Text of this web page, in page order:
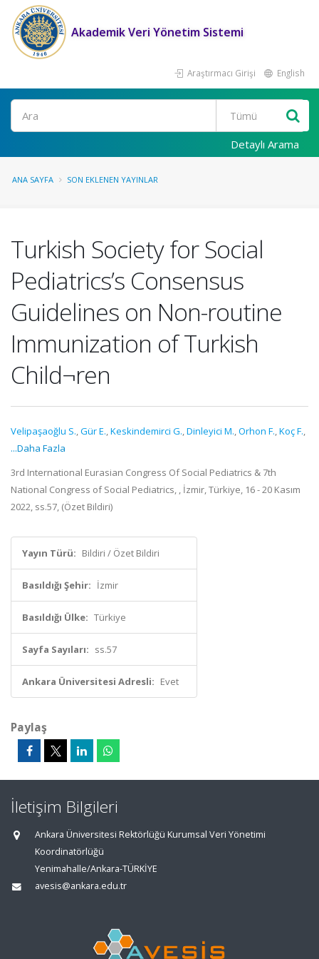
Akademik Veri Yönetim Sistemi
Araştırmacı Girişi English
Ara
Detaylı Arama
ANA SAYFA SON EKLENEN YAYINLAR
Turkish Society for Social
Pediatrics’s Consensus
Guidelines on Non-routine
Immunization of Turkish
Child¬ren
Velipaşaoğlu S.,Gür E.,Keskindemirci G.,Dinleyici M.,Orhon F.,Koç F.,
...Daha Fazla
3rd International Eurasian Congress Of Social Pediatrics & 7th
National Congress of Social Pediatrics, , İzmir, Türkiye, 16 - 20 Kasım
2022, ss.57, (Özet Bildiri)
Yayın Türü: Bildiri / Özet Bildiri
Basıldığı Şehir: İzmir
Basıldığı Ülke: Türkiye
Sayfa Sayıları: ss.57
Ankara Üniversitesi Adresli: Evet
Paylaş
İletişim Bilgileri
Ankara Üniversitesi Rektörlüğü Kurumsal Veri Yönetimi
Koordinatörlüğü
Yenimahalle/Ankara-TÜRKİYE
avesis@ankara.edu.tr